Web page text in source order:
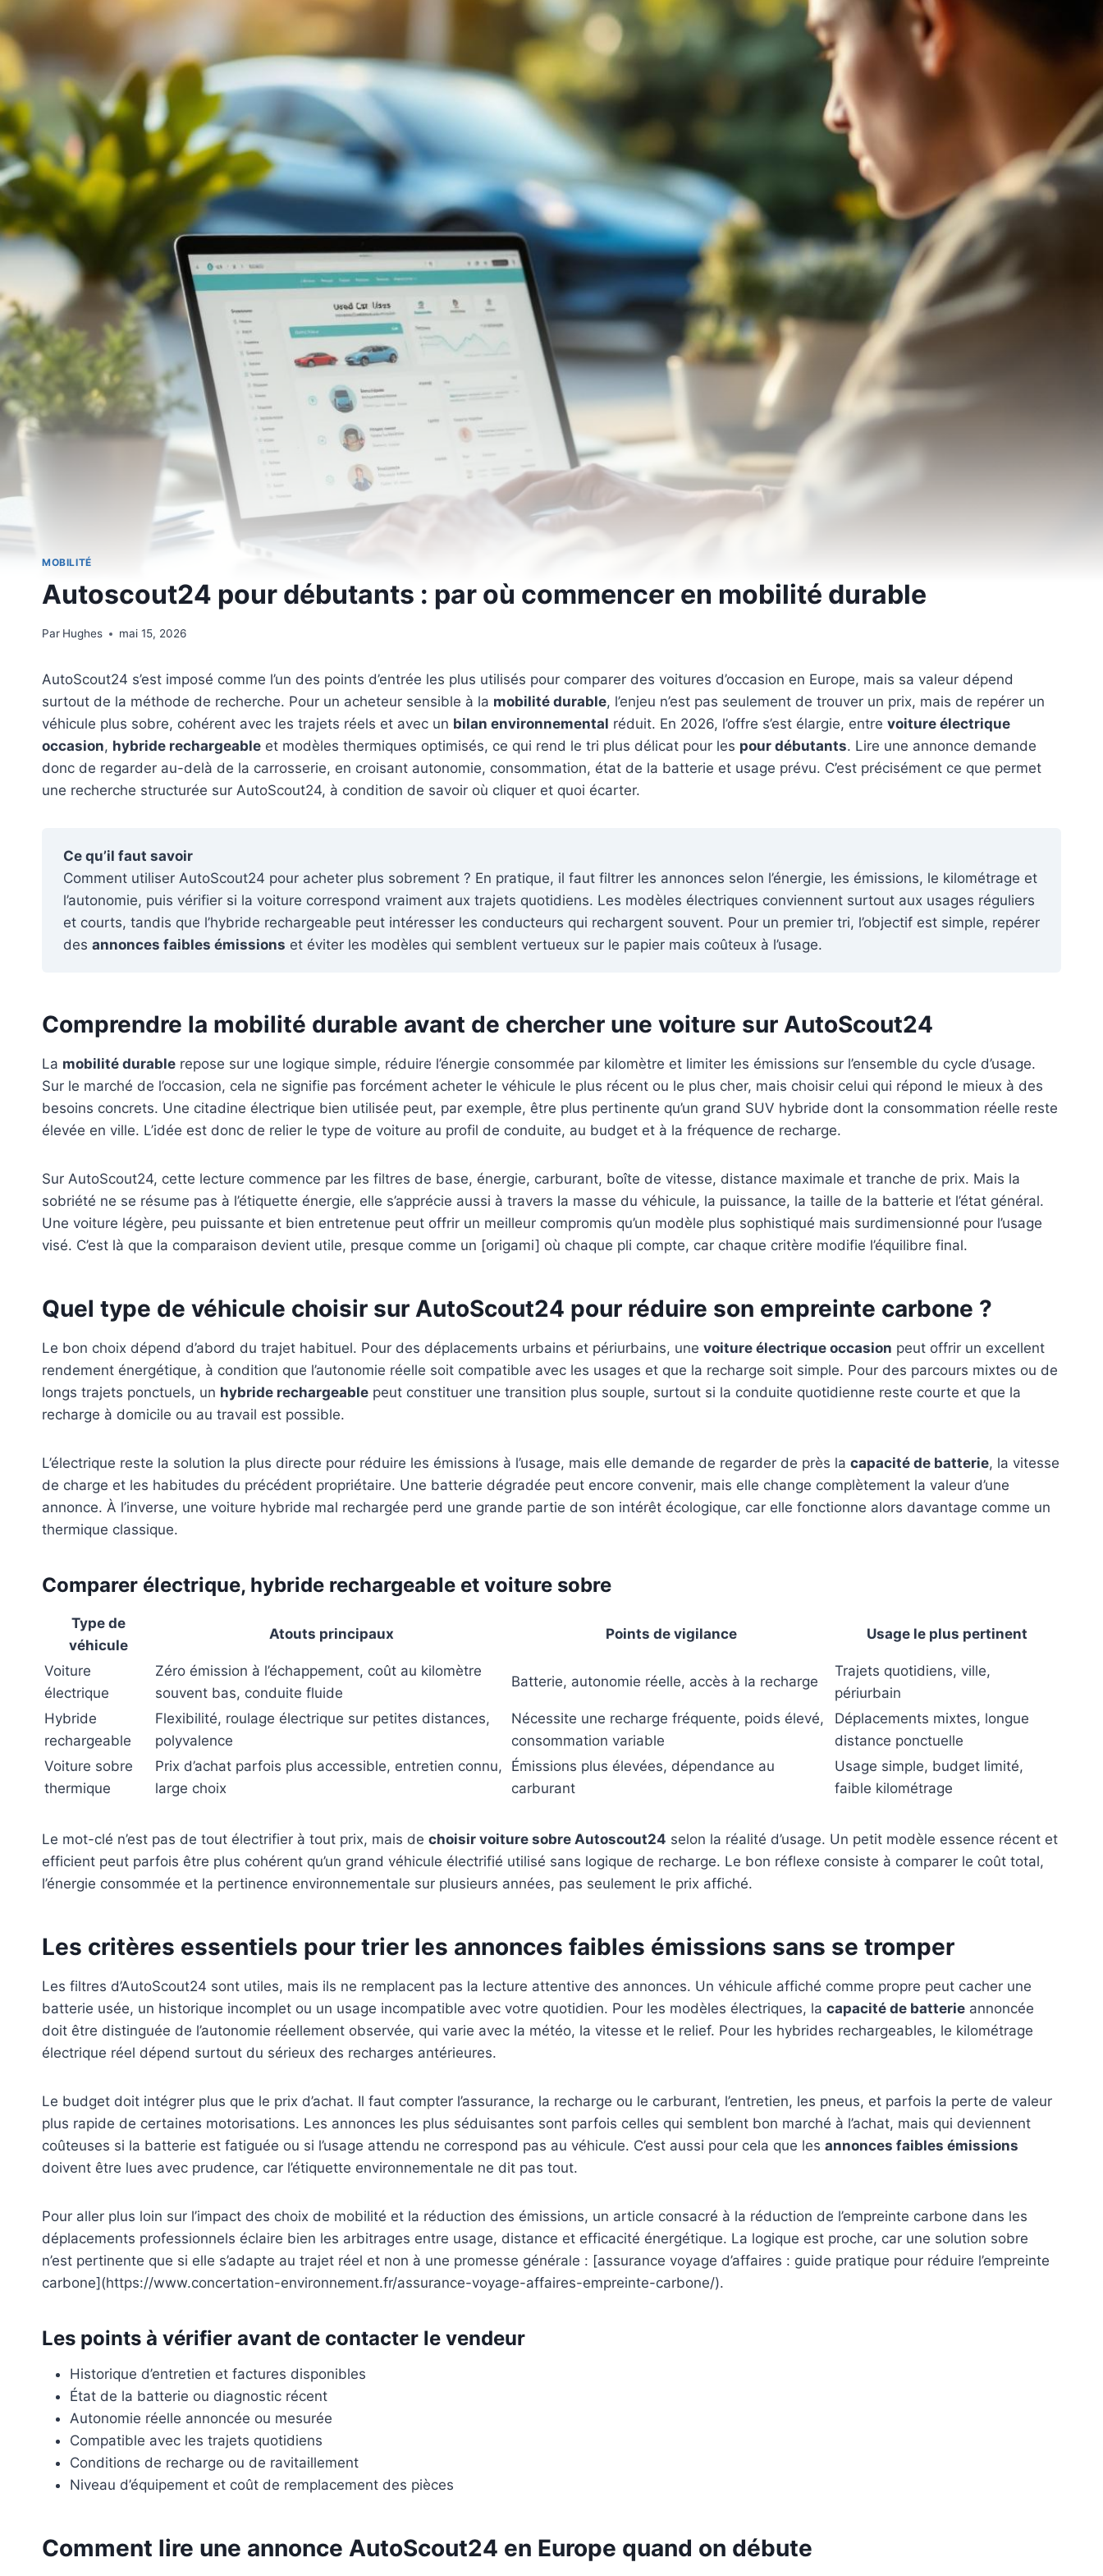
MOBILITÉ
Autoscout24 pour débutants : par où commencer en mobilité durable
Par Hughes mai 15, 2026
AutoScout24 s’est imposé comme l’un des points d’entrée les plus utilisés pour comparer des voitures d’occasion en Europe, mais sa valeur dépend
surtout de la méthode de recherche. Pour un acheteur sensible à la mobilité durable, l’enjeu n’est pas seulement de trouver un prix, mais de repérer un
véhicule plus sobre, cohérent avec les trajets réels et avec un bilan environnemental réduit. En 2026, l’offre s’est élargie, entre voiture électrique
occasion, hybride rechargeable et modèles thermiques optimisés, ce qui rend le tri plus délicat pour les pour débutants. Lire une annonce demande
donc de regarder au-delà de la carrosserie, en croisant autonomie, consommation, état de la batterie et usage prévu. C’est précisément ce que permet
une recherche structurée sur AutoScout24, à condition de savoir où cliquer et quoi écarter.
Ce qu’il faut savoir
Comment utiliser AutoScout24 pour acheter plus sobrement ? En pratique, il faut filtrer les annonces selon l’énergie, les émissions, le kilométrage et
l’autonomie, puis vérifier si la voiture correspond vraiment aux trajets quotidiens. Les modèles électriques conviennent surtout aux usages réguliers
et courts, tandis que l’hybride rechargeable peut intéresser les conducteurs qui rechargent souvent. Pour un premier tri, l’objectif est simple, repérer
des annonces faibles émissions et éviter les modèles qui semblent vertueux sur le papier mais coûteux à l’usage.
Comprendre la mobilité durable avant de chercher une voiture sur AutoScout24
La mobilité durable repose sur une logique simple, réduire l’énergie consommée par kilomètre et limiter les émissions sur l’ensemble du cycle d’usage.
Sur le marché de l’occasion, cela ne signifie pas forcément acheter le véhicule le plus récent ou le plus cher, mais choisir celui qui répond le mieux à des
besoins concrets. Une citadine électrique bien utilisée peut, par exemple, être plus pertinente qu’un grand SUV hybride dont la consommation réelle reste
élevée en ville. L’idée est donc de relier le type de voiture au profil de conduite, au budget et à la fréquence de recharge.
Sur AutoScout24, cette lecture commence par les filtres de base, énergie, carburant, boîte de vitesse, distance maximale et tranche de prix. Mais la
sobriété ne se résume pas à l’étiquette énergie, elle s’apprécie aussi à travers la masse du véhicule, la puissance, la taille de la batterie et l’état général.
Une voiture légère, peu puissante et bien entretenue peut offrir un meilleur compromis qu’un modèle plus sophistiqué mais surdimensionné pour l’usage
visé. C’est là que la comparaison devient utile, presque comme un [origami] où chaque pli compte, car chaque critère modifie l’équilibre final.
Quel type de véhicule choisir sur AutoScout24 pour réduire son empreinte carbone ?
Le bon choix dépend d’abord du trajet habituel. Pour des déplacements urbains et périurbains, une voiture électrique occasion peut offrir un excellent
rendement énergétique, à condition que l’autonomie réelle soit compatible avec les usages et que la recharge soit simple. Pour des parcours mixtes ou de
longs trajets ponctuels, un hybride rechargeable peut constituer une transition plus souple, surtout si la conduite quotidienne reste courte et que la
recharge à domicile ou au travail est possible.
L’électrique reste la solution la plus directe pour réduire les émissions à l’usage, mais elle demande de regarder de près la capacité de batterie, la vitesse
de charge et les habitudes du précédent propriétaire. Une batterie dégradée peut encore convenir, mais elle change complètement la valeur d’une
annonce. À l’inverse, une voiture hybride mal rechargée perd une grande partie de son intérêt écologique, car elle fonctionne alors davantage comme un
thermique classique.
Comparer électrique, hybride rechargeable et voiture sobre
Type de
véhicule
Atouts principaux Points de vigilance Usage le plus pertinent
Voiture
électrique
Zéro émission à l’échappement, coût au kilomètre
souvent bas, conduite fluide
Batterie, autonomie réelle, accès à la recharge
Trajets quotidiens, ville,
périurbain
Hybride
rechargeable
Flexibilité, roulage électrique sur petites distances,
polyvalence
Nécessite une recharge fréquente, poids élevé,
consommation variable
Déplacements mixtes, longue
distance ponctuelle
Voiture sobre
thermique
Prix d’achat parfois plus accessible, entretien connu,
large choix
Émissions plus élevées, dépendance au
carburant
Usage simple, budget limité,
faible kilométrage
Le mot-clé n’est pas de tout électrifier à tout prix, mais de choisir voiture sobre Autoscout24 selon la réalité d’usage. Un petit modèle essence récent et
efficient peut parfois être plus cohérent qu’un grand véhicule électrifié utilisé sans logique de recharge. Le bon réflexe consiste à comparer le coût total,
l’énergie consommée et la pertinence environnementale sur plusieurs années, pas seulement le prix affiché.
Les critères essentiels pour trier les annonces faibles émissions sans se tromper
Les filtres d’AutoScout24 sont utiles, mais ils ne remplacent pas la lecture attentive des annonces. Un véhicule affiché comme propre peut cacher une
batterie usée, un historique incomplet ou un usage incompatible avec votre quotidien. Pour les modèles électriques, la capacité de batterie annoncée
doit être distinguée de l’autonomie réellement observée, qui varie avec la météo, la vitesse et le relief. Pour les hybrides rechargeables, le kilométrage
électrique réel dépend surtout du sérieux des recharges antérieures.
Le budget doit intégrer plus que le prix d’achat. Il faut compter l’assurance, la recharge ou le carburant, l’entretien, les pneus, et parfois la perte de valeur
plus rapide de certaines motorisations. Les annonces les plus séduisantes sont parfois celles qui semblent bon marché à l’achat, mais qui deviennent
coûteuses si la batterie est fatiguée ou si l’usage attendu ne correspond pas au véhicule. C’est aussi pour cela que les annonces faibles émissions
doivent être lues avec prudence, car l’étiquette environnementale ne dit pas tout.
Pour aller plus loin sur l’impact des choix de mobilité et la réduction des émissions, un article consacré à la réduction de l’empreinte carbone dans les
déplacements professionnels éclaire bien les arbitrages entre usage, distance et efficacité énergétique. La logique est proche, car une solution sobre
n’est pertinente que si elle s’adapte au trajet réel et non à une promesse générale : [assurance voyage d’affaires : guide pratique pour réduire l’empreinte
carbone](https://www.concertation-environnement.fr/assurance-voyage-affaires-empreinte-carbone/).
Les points à vérifier avant de contacter le vendeur
Historique d’entretien et factures disponibles
État de la batterie ou diagnostic récent
Autonomie réelle annoncée ou mesurée
Compatible avec les trajets quotidiens
Conditions de recharge ou de ravitaillement
Niveau d’équipement et coût de remplacement des pièces
Comment lire une annonce AutoScout24 en Europe quand on débute